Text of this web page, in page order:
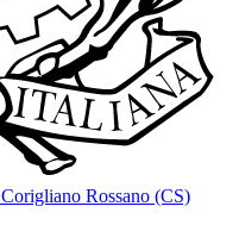
Corigliano Rossano (CS)